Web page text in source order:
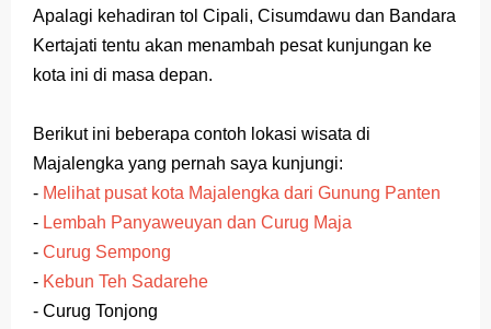
Apalagi kehadiran tol Cipali, Cisumdawu dan Bandara
Kertajati tentu akan menambah pesat kunjungan ke
kota ini di masa depan.
Berikut ini beberapa contoh lokasi wisata di
Majalengka yang pernah saya kunjungi:
- Melihat pusat kota Majalengka dari Gunung Panten
- Lembah Panyaweuyan dan Curug Maja
- Curug Sempong
- Kebun Teh Sadarehe
- Curug Tonjong